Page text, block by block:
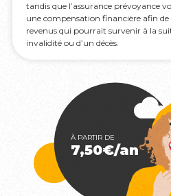
tandis que l’assurance prévoyance
une compensation financière afin
revenus qui pourrait survenir à la
invalidité ou d’un décès.
À PARTIR DE
7,50€/an